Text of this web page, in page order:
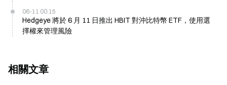
06-11 00:15
Hedgeye 將於 6 月 11 日推出 HBIT 對沖比特幣 ETF，使用選
擇權來管理風險
相關文章